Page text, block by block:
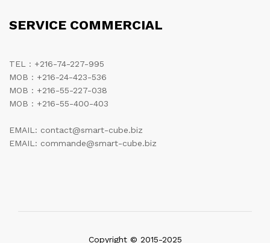
SERVICE COMMERCIAL
TEL : +216-74-227-995
MOB : +216-24-423-536
MOB : +216-55-227-038
MOB : +216-55-400-403
EMAIL: contact@smart-cube.biz
EMAIL: commande@smart-cube.biz
Copyright © 2015-2025